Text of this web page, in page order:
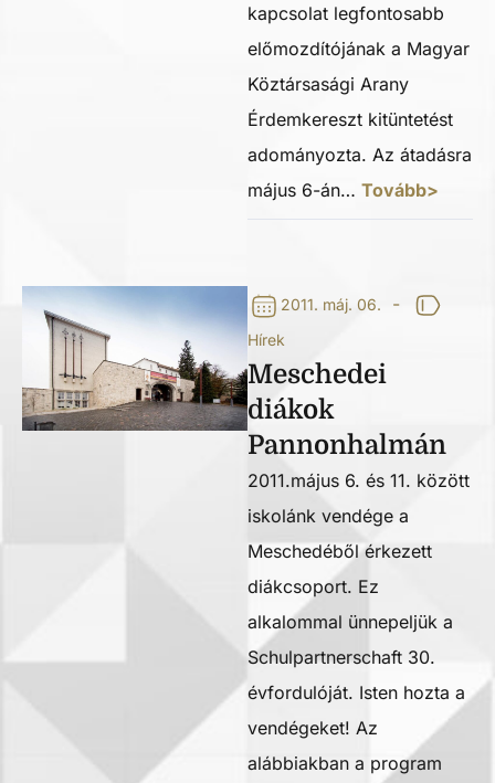
kapcsolat legfontosabb
előmozdítójának a Magyar
Köztársasági Arany
Érdemkereszt kitüntetést
adományozta. Az átadásra
május 6-án… Tovább>
2011. máj. 06. -
Hírek
Meschedei
diákok
Pannonhalmán
2011.május 6. és 11. között
iskolánk vendége a
Meschedéből érkezett
diákcsoport. Ez
alkalommal ünnepeljük a
Schulpartnerschaft 30.
évfordulóját. Isten hozta a
vendégeket! Az
alábbiakban a program